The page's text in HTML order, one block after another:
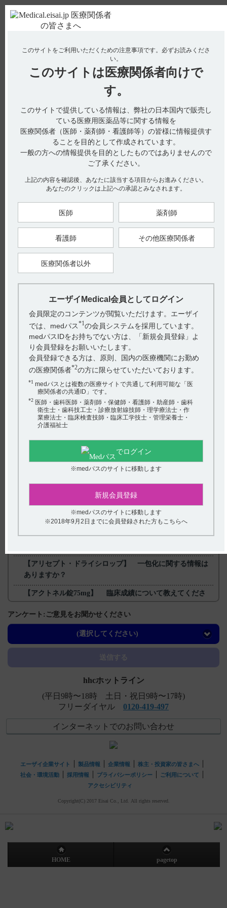
使用期限検索 Drug Information
No : 11086
【エクフィナ】 用法及び用量について教えてく
電子添文には、エクフィナの用法及び用量に関して以下の記載
があります。
6．用法及び用量（引用1）
本剤は、レボドパ含有製剤と併用する。通常、成人にはサフィ
ナミドとして50mgを1日1回経口投与する。
なお、症状に応じて100mgを1日1回経口投与できる。
電子添文には、用法及び用量に関連する注意に関して以下の記
載があります。
7.用法及び用量に関連する注意（引用2）
7.1レボドパ含有製剤との併用によりレボドパ由来の副作用
（ジスキネジア等）があらわれることがある。このため、本剤
の投与開始時又は増量時には患者の状態を十分観察し、このよ
剤の用量を調節すること。
7.2中等度の肝機能障害（Child-Pugh分類B）のある患者には1日
文中の番号は電子添文の各項目を示しています。
用法及び用量の設定経緯・根拠については、インタビューフォ
ーム「Ⅴ．治療に関する項目 3.用法及び用量（2）用法及び用
量の設定経緯・根拠」をご確認ください。（引用3）
インタビューフォームはこちらから
【引用】
1）エクフィナ錠50mg電子添文 2024年1月改訂（第5版） 6.用法
及び用量
2）エクフィナ錠50mg電子添文 2024年1月改訂（第5版） 7.用法
及び用量に関連する注意
3）エクフィナ錠50mgインタビューフォーム 2024年1月改訂
（第5版） V.治療に関する項目 3.用法及び用量 （2）用法及び
用量の設定経緯・根拠
関連するQ&A
【フィコンパ・点滴静注】 投与時間別の血中濃度推移を
【アリセプト・ドライシロップ】 一包化に関する情報は
ありますか？
【アクトネル錠75mg】 臨床成績について教えてくださ
【ネオフィリン・注・注PL・注点滴用バッグ】 肝機能障
害の患者に関する注意事項について教えてください。
アンケート:ご意見をお聞かせください
(選択してください)
このサイトをご利用いただくための注意事項です。 必ずお読みくださ
い。
このサイトは 医療関係者向けで
す。
このサイトで提供している情報は、弊社の日本国内で販売し
ている医療用医薬品等に関する情報を
医療関係者（医師・薬剤師・看護師等）の皆様に情報提供す
ることを目的として作成されています。
一般の方への情報提供を目的としたものではありませんので
ご了承ください。
上記の内容を確認後、あなたに該当する項目からお進みください。
あなたのクリックは上記への承認とみなされます。
医師 薬剤師
看護師 その他医療関係者
医療関係者以外
エーザイMedical会員としてログイン
会員限定のコンテンツが閲覧いただけます。エーザイ
では、medパス*1の会員システムを採用しています。
medパスIDをお持ちでない方は、「新規会員登録」よ
り会員登録をお願いいたします。
会員登録できる方は、原則、国内の医療機関にお勤め
の医療関係者*2の方に限らせていただいております。
*1 medパスとは複数の医療サイトで共通して利用可能な「医
療関係者の共通ID」です。
*2 医師・歯科医師・薬剤師・保健師・看護師・助産師・歯科
衛生士・歯科技工士・診療放射線技師・理学療法士・作
業療法士・臨床検査技師・臨床工学技士・管理栄養士・
介護福祉士
でログイン
※medパスのサイトに移動します
新規会員登録
※medパスのサイトに移動します
※2018年9月2日までに会員登録された方もこちらへ
hhcホットライン
(平日9時〜18時 土日・祝日9時〜17時)
フリーダイヤル 0120-419-497
インターネットでのお問い合わせ
エーザイ企業サイト 製品情報 企業情報
株主・投資家の皆さまへ
社会・環境活動
採用情報 プライバシーポリシー
ご利用について
アクセシビリティ
Copyright(C) 2017 Eisai Co., Ltd. All rights reserved.
HOME pagetop